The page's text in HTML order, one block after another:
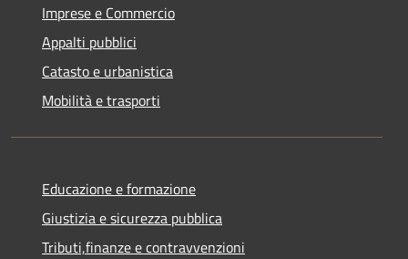
Imprese e Commercio
Appalti pubblici
Catasto e urbanistica
Mobilità e trasporti
Educazione e formazione
Giustizia e sicurezza pubblica
Tributi,finanze e contravvenzioni